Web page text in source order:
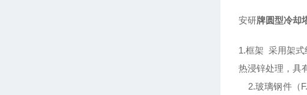
安研牌圆型冷却
1.框架 采用架式
热浸锌处理，具
2.玻璃钢件（